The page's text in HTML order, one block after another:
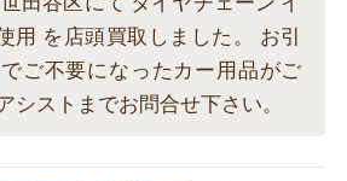
用 を店頭買取しました。 お引
ご不要になったカー用品がご
シストまでお問合せ下さい。